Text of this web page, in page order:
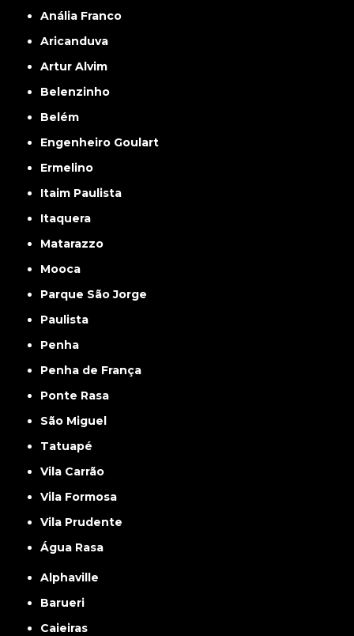
Anália Franco
Aricanduva
Artur Alvim
Belenzinho
Belém
Engenheiro Goulart
Ermelino
Itaim Paulista
Itaquera
Matarazzo
Mooca
Parque São Jorge
Paulista
Penha
Penha de França
Ponte Rasa
São Miguel
Tatuapé
Vila Carrão
Vila Formosa
Vila Prudente
Água Rasa
Alphaville
Barueri
Caieiras